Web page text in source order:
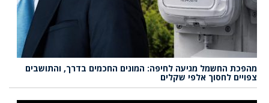
מהפכת החשמל מגיעה לחיפה: המונים החכמים בדרך, והתושבים
צפויים לחסוך אלפי שקלים